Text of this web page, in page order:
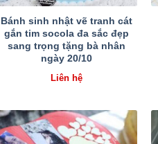
Bánh sinh nhật vẽ tranh cát
gắn tim socola đa sắc đẹp
sang trọng tặng bà nhân
ngày 20/10
Liên hệ